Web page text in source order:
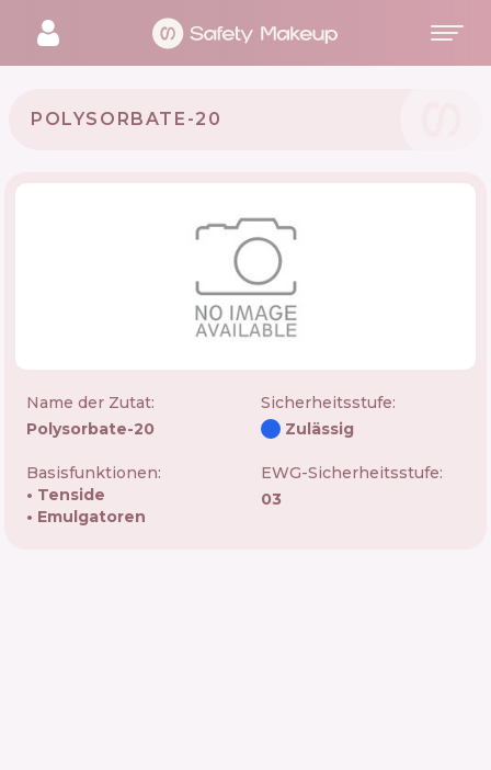
POLYSORBATE-20
Name der Zutat:
Polysorbate-20
Sicherheitsstufe:
Zulässig
Basisfunktionen:
Tenside
Emulgatoren
EWG-Sicherheitsstufe:
03